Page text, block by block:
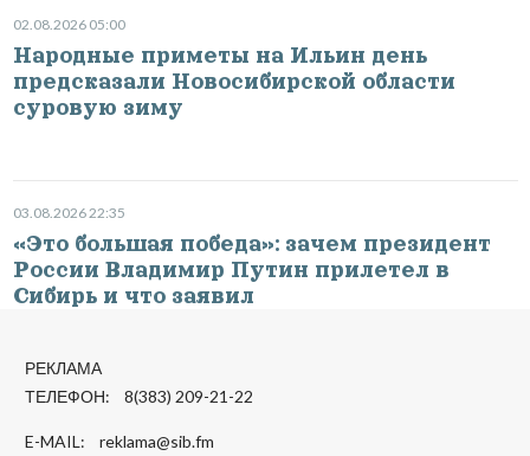
02.08.2026 05:00
Народные приметы на Ильин день
предсказали Новосибирской области
суровую зиму
03.08.2026 22:35
«Это большая победа»: зачем президент
России Владимир Путин прилетел в
Сибирь и что заявил
РЕКЛАМА
ТЕЛЕФОН: 8(383) 209-21-22
E-MAIL: reklama@sib.fm